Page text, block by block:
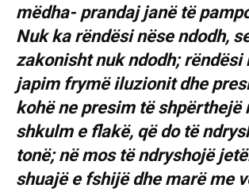
mëdha- prandaj janë të
Nuk ka rëndësi nëse ndodh,
zakonisht nuk ndodh; rëndësi
japim frymë iluzionit dhe
kohë ne presim të shpërthejë
shkulm e flakë, që do të
tonë; në mos të ndryshojë
shuajë e fshijë dhe marë me